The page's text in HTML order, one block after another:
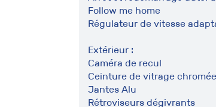
Follow me home
Régulateur de vitesse
Extérieur :
Caméra de recul
Ceinture de vitrage chromée
Jantes Alu
Rétroviseurs dégivrants